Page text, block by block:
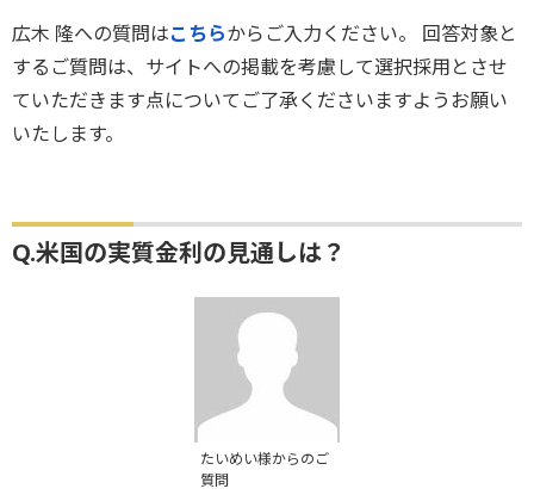
広木 隆への質問はこちらからご入力ください。 回答対象と
するご質問は、サイトへの掲載を考慮して選択採用とさせ
ていただきます点についてご了承くださいますようお願い
いたします。
Q.米国の実質金利の見通しは？
たいめい様からのご
質問